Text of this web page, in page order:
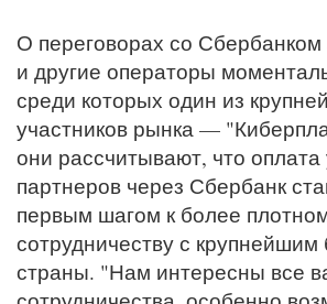
О переговорах со Сбербанком
и другие операторы
среди которых один из
участников рынка —
они рассчитывают, что оплата
партнеров через Сбербанк
первым шагом к более
сотрудничеству с крупнейшим
страны. "Нам интересны все